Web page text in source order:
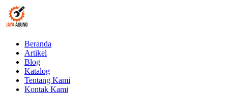
Beranda
Artikel
Blog
Katalog
Tentang Kami
Kontak Kami